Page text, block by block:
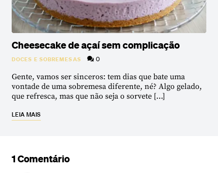
Cheesecake de açaí sem complicação
DOCES E SOBREMESAS 0
Gente, vamos ser sinceros: tem dias que bate uma
vontade de uma sobremesa diferente, né? Algo gelado,
que refresca, mas que não seja o sorvete […]
LEIA MAIS
1 Comentário